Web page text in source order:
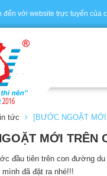
đến với website trực tuyến của
tức [BƯỚC NGOẶT
MỚI TRÊN
đầu tiên trên con đường
đã đặt ra nhé!!!